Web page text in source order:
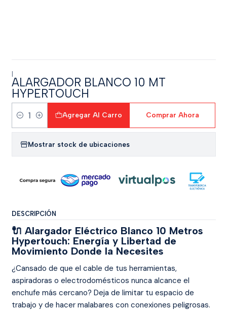
|
ALARGADOR BLANCO 10 MT
HYPERTOUCH
Cantidad
Agregar Al Carro Comprar Ahora
Mostrar stock de ubicaciones
DESCRIPCIÓN
🔌 Alargador Eléctrico Blanco 10 Metros
Hypertouch: Energía y Libertad de
Movimiento Donde la Necesites
¿Cansado de que el cable de tus herramientas,
aspiradoras o electrodomésticos nunca alcance el
enchufe más cercano? Deja de limitar tu espacio de
trabajo y de hacer malabares con conexiones peligrosas.